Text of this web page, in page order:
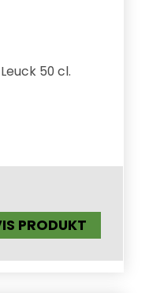
50 cl.
PRODUKT